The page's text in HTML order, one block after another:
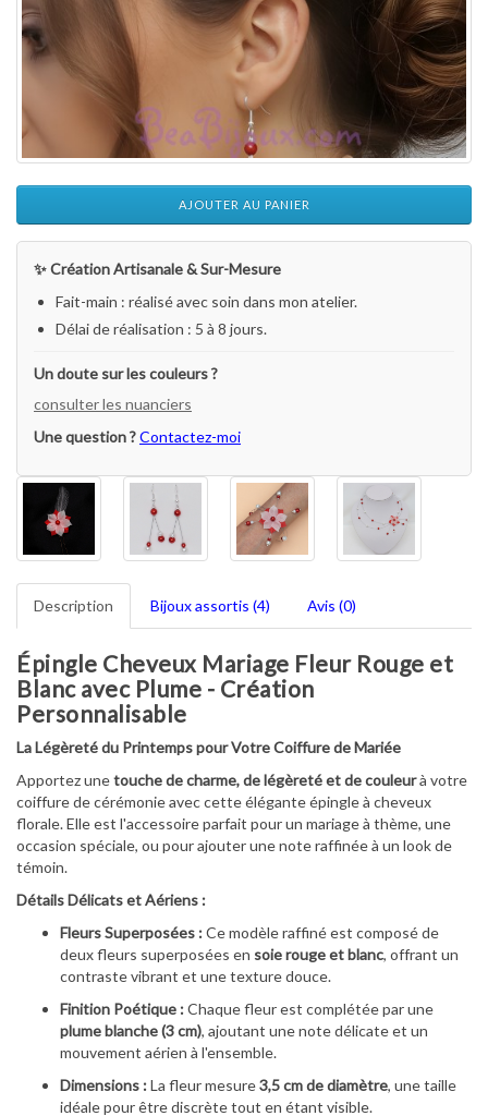
AJOUTER AU PANIER
✨ Création Artisanale & Sur-Mesure
Fait-main : réalisé avec soin dans mon atelier.
Délai de réalisation : 5 à 8 jours.
Un doute sur les couleurs ?
consulter les nuanciers
Une question ?Contactez-moi
Description Bijoux assortis (4) Avis (0)
Épingle Cheveux Mariage Fleur Rouge et
Blanc avec Plume - Création
Personnalisable
La Légèreté du Printemps pour Votre Coiffure de Mariée
Apportez unetouche de charme, de légèreté et de couleurà votre
coiffure de cérémonie avec cette élégante épingle à cheveux
florale. Elle est l'accessoire parfait pour un mariage à thème, une
occasion spéciale, ou pour ajouter une note raffinée à un look de
témoin.
Détails Délicats et Aériens :
Fleurs Superposées :Ce modèle raffiné est composé de
deux fleurs superposées en soie rouge et blanc, offrant un
contraste vibrant et une texture douce.
Finition Poétique :Chaque fleur est complétée par une
plume blanche (3 cm), ajoutant une note délicate et un
mouvement aérien à l'ensemble.
Dimensions :La fleur mesure3,5 cm de diamètre, une taille
idéale pour être discrète tout en étant visible.